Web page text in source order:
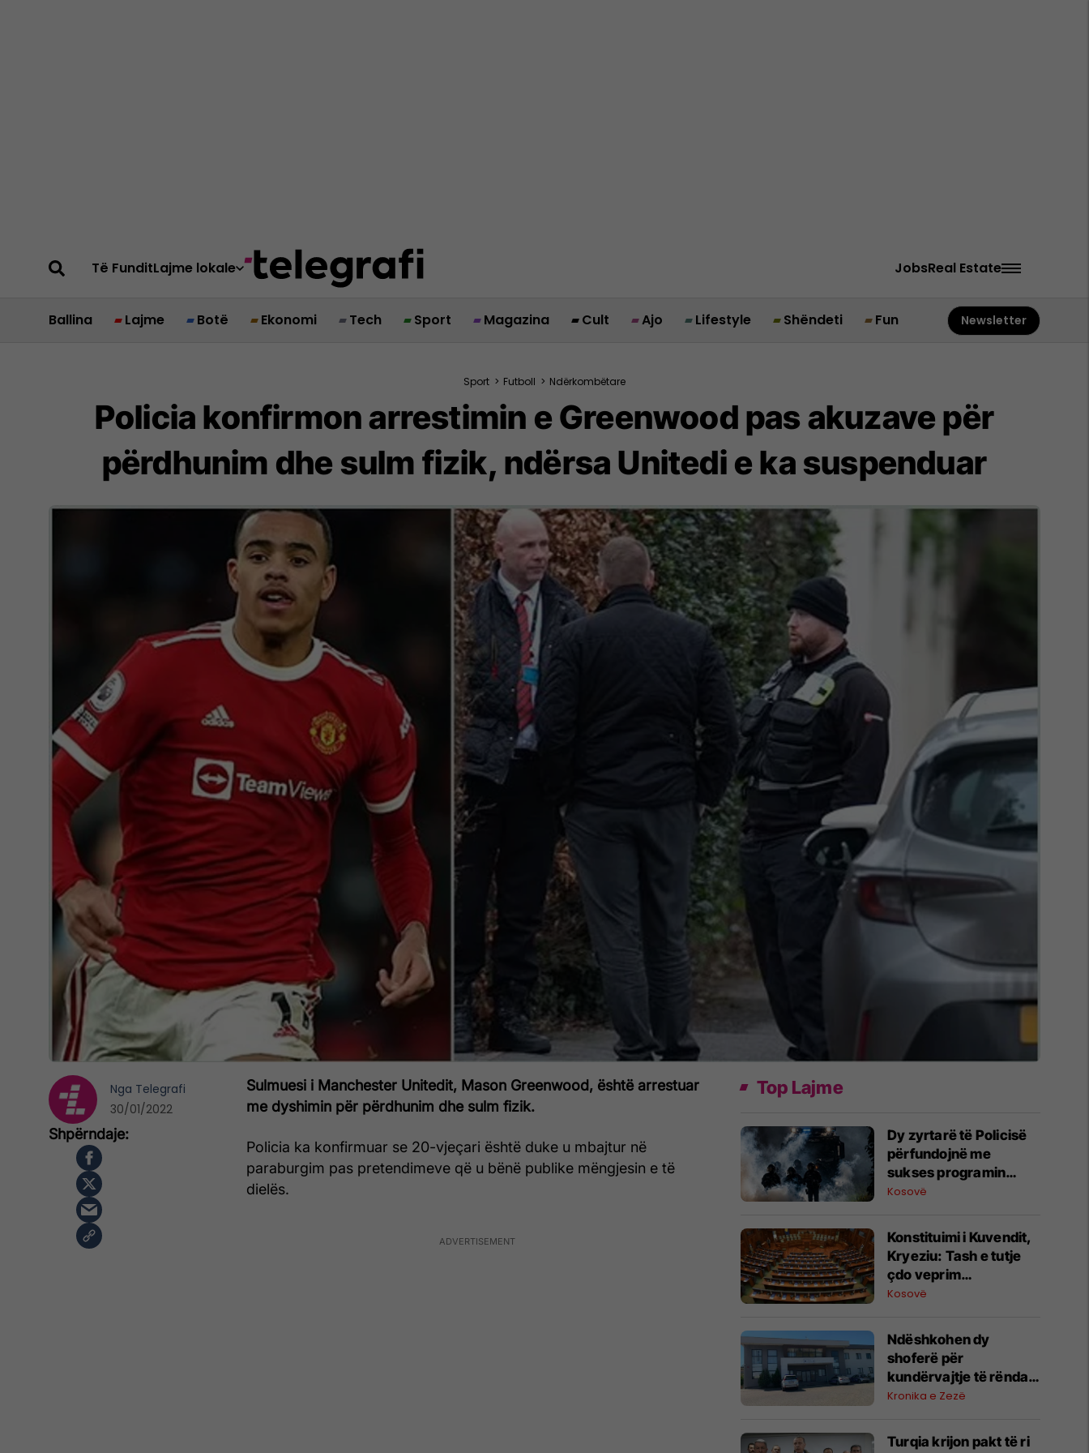
Të FunditLajme lokale JobsReal Estate
Ballina Lajme Botë Ekonomi Tech Sport Magazina Cult Ajo Lifestyle Shëndeti Fun Newsletter
Sport > Futboll > Ndërkombëtare
Policia konfirmon arrestimin e Greenwood pas akuzave për
përdhunim dhe sulm fizik, ndërsa Unitedi e ka suspenduar
Sulmuesi i Manchester Unitedit, Mason Greenwood, është arrestuar
me dyshimin për përdhunim dhe sulm fizik.
Policia ka konfirmuar se 20-vjeçari është duke u mbajtur në
paraburgim pas pretendimeve që u bënë publike mëngjesin e të
dielës.
Nga Telegrafi
30/01/2022
Top Lajme
Dy zyrtarë të Policisë
përfundojnë me
sukses programin
ndërkombëtar të
Universitetin Policor të
Brandenburgut
Kosovë
​Konstituimi i Kuvendit,
Kryeziu: Tash e tutje
çdo veprim
jokushtetues, Baraliu:
politike!
Kosovë
Ndëshkohen dy
shoferë për
kundërvajtje të rënda
në trafik në Shtime –
Kronika e Zezë
Turqia krijon pakt të ri